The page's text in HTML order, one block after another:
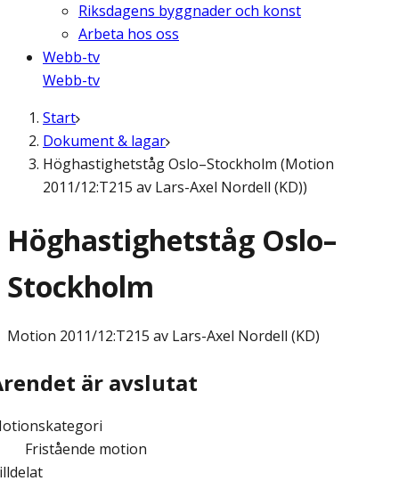
Riksdagens byggnader och konst
Arbeta hos oss
Webb-tv
Webb-tv
Start
Dokument & lagar
Höghastighetståg Oslo–Stockholm (Motion
2011/12:T215 av Lars-Axel Nordell (KD))
Höghastighetståg Oslo–
Stockholm
Motion 2011/12:T215 av Lars-Axel Nordell (KD)
är avslutat
Fristående motion